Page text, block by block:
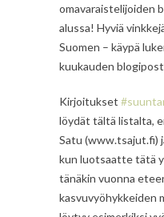
omavaraistelijoiden
alussa! Hyviä
Suomen – käypä
kuukauden
Kirjoitukset
löydät tältä listalta,
Satu (www.tsajut.fi)
kun luotsaatte tätä
tänäkin vuonna
kasvuvyöhykkeiden